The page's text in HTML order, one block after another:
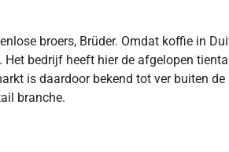
broers, Brüder. Omdat koffie in
bedrijf heeft hier de afgelopen
is daardoor bekend tot ver buiten de
branche.